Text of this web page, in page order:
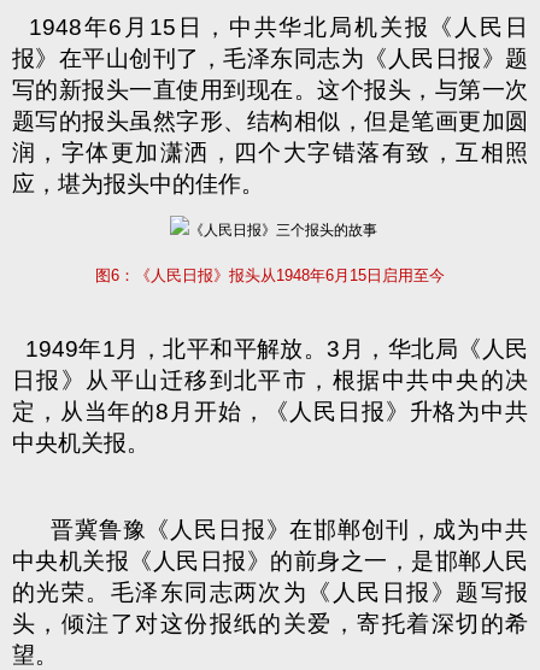
1948年6 月 15 日，中共华北局机关报《人民日
报》在平山创刊了，毛泽东同志为《人民日报》题
写的新报头一直使用到现在。这个报头，与第一次
题写的报头虽然字形、结构相似，但是笔画更加圆
润，字体更加潇洒，四个大字错落有致，互相照
应，堪为报头中的佳作。
图6 ：《人民日报》报头从 1948年6 月 15日启用至今
1949年1 月，北平和平解放。3 月，华北局《人民
日报》从平山迁移到北平市，根据中共中央的决
定，从当年的8 月开始，《人民日报》升格为中共
中央机关报。
晋冀鲁豫《人民日报》在邯郸创刊，成为中共
中央机关报《人民日报》的前身之一，是邯郸人民
的光荣。毛泽东同志两次为《人民日报》题写报
头，倾注了对这份报纸的关爱，寄托着深切的希
望。